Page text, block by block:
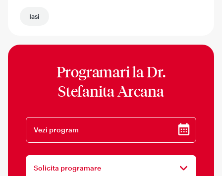
Iasi
Programari laDr.
Stefanita Arcana
Vezi program
Solicita programare